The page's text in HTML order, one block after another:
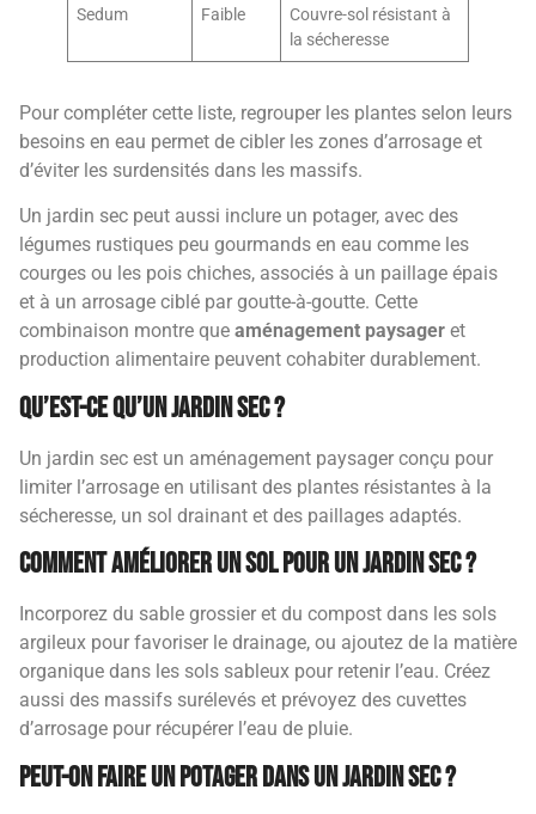
Sedum Faible
Couvre-sol résistant à
la sécheresse
Pour compléter cette liste, regrouper les plantes selon leurs
besoins en eau permet de cibler les zones d’arrosage et
d’éviter les surdensités dans les massifs.
Un jardin sec peut aussi inclure un potager, avec des
légumes rustiques peu gourmands en eau comme les
courges ou les pois chiches, associés à un paillage épais
et à un arrosage ciblé par goutte-à-goutte. Cette
combinaison montre que aménagement paysager et
production alimentaire peuvent cohabiter durablement.
Qu’est-ce qu’un jardin sec ?
Un jardin sec est un aménagement paysager conçu pour
limiter l’arrosage en utilisant des plantes résistantes à la
sécheresse, un sol drainant et des paillages adaptés.
Comment améliorer un sol pour un jardin sec ?
Incorporez du sable grossier et du compost dans les sols
argileux pour favoriser le drainage, ou ajoutez de la matière
organique dans les sols sableux pour retenir l’eau. Créez
aussi des massifs surélevés et prévoyez des cuvettes
d’arrosage pour récupérer l’eau de pluie.
Peut-on faire un potager dans un jardin sec ?